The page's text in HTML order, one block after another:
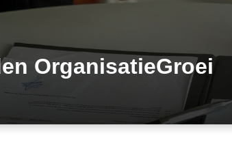
OrganisatieGroei